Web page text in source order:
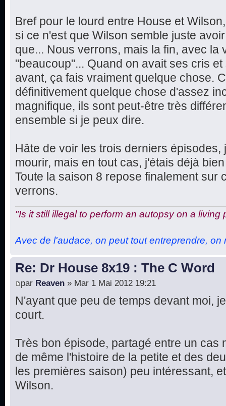
Bref pour le lourd entre House et
si ce n'est que Wilson semble juste
que... Nous verrons, mais la fin, avec la
"beaucoup"... Quand on avait ses cris
avant, ça fais vraiment quelque chose.
définitivement quelque chose d'assez
magnifique, ils sont peut-être très
ensemble si je peux dire.
Hâte de voir les trois derniers
mourir, mais en tout cas, j'étais déjà
Toute la saison 8 repose finalement sur
verrons.
"Is it still illegal to perform an autopsy on a living
Avec de l'audace, on peut tout entreprendre, on
Re: Dr House 8x19 : The C Word
par Reaven » Mar 1 Mai 2012 19:21
N'ayant que peu de temps devant moi,
court.
Très bon épisode, partagé entre un cas
de même l'histoire de la petite et des
les premières saison) peu intéressant,
Wilson.